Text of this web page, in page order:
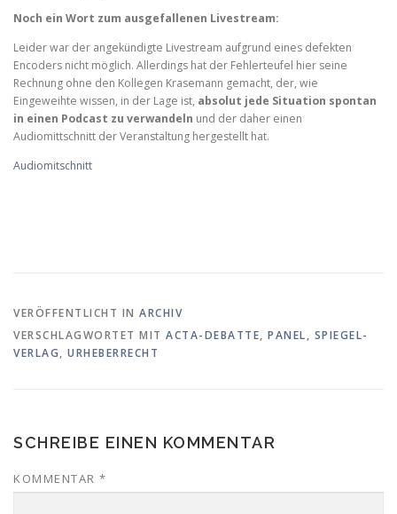
Noch ein Wort zum ausgefallenen Livestream:
Leider war der angekündigte Livestream aufgrund eines defekten
Encoders nicht möglich. Allerdings hat der Fehlerteufel hier seine
Rechnung ohne den Kollegen Krasemann gemacht, der, wie
Eingeweihte wissen, in der Lage ist, absolut jede Situation spontan
in einen Podcast zu verwandeln und der daher einen
Audiomittschnitt der Veranstaltung hergestellt hat.
Audiomitschnitt
VERÖFFENTLICHT IN ARCHIV
VERSCHLAGWORTET MIT ACTA-DEBATTE, PANEL, SPIEGEL-
VERLAG, URHEBERRECHT
SCHREIBE EINEN KOMMENTAR
KOMMENTAR *